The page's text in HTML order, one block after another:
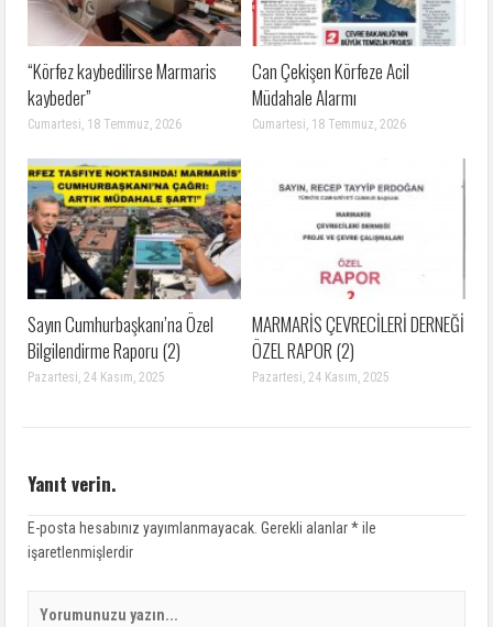
“Körfez kaybedilirse Marmaris
kaybeder”
Cumartesi, 18 Temmuz, 2026
Can Çekişen Körfeze Acil
Müdahale Alarmı
Cumartesi, 18 Temmuz, 2026
Sayın Cumhurbaşkanı’na Özel
Bilgilendirme Raporu (2)
Pazartesi, 24 Kasım, 2025
MARMARİS ÇEVRECİLERİ DERNEĞİ
ÖZEL RAPOR (2)
Pazartesi, 24 Kasım, 2025
Yanıt verin.
E-posta hesabınız yayımlanmayacak. Gerekli alanlar*ile
işaretlenmişlerdir